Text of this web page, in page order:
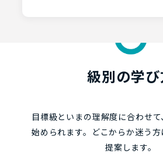
級別の学
目標級といまの理解度に合わせ
始められます。どこからか迷う
提案します。